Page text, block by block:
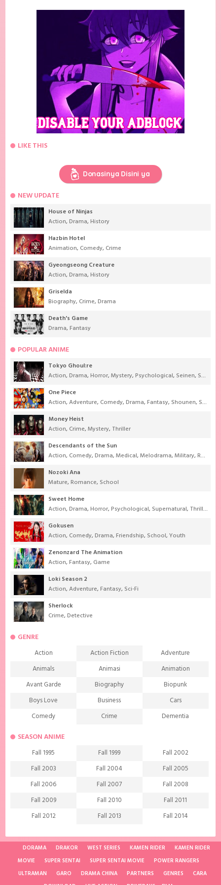
LIKE THIS
Donasinya Disini ya
NEW UPDATE
House of Ninjas
Action,Drama,History
Hazbin Hotel
Animation, Comedy, Crime
Gyeongseong Creature
Action,Drama,History
Griselda
Biography, Crime,Drama
Death's Game
Drama,Fantasy
POPULAR ANIME
Tokyo Ghoul:re
Action,Drama,Horror,Mystery,Psychological, Seinen, Supernatural
One Piece
Action,Adventure, Comedy,Drama,Fantasy, Shounen, Super Power
Money Heist
Action, Crime,Mystery, Thriller
Descendants of the Sun
Action, Comedy,Drama,Medical,Melodrama,Military,Romance
Nozoki Ana
Mature,Romance, School
Sweet Home
Action,Drama,Horror,Psychological, Supernatural, Thriller
Gokusen
Action, Comedy,Drama,Friendship, School,Youth
Zenonzard The Animation
Action,Fantasy, Game
Loki Season 2
Action,Adventure,Fantasy, Sci-Fi
Sherlock
Crime,Detective
GENRE
Action Action Fiction
Adventure
Animals
Animasi
Animation
Avant Garde
Biography
Biopunk
Boys Love
Business
Cars
Comedy
Crime
Dementia
Demons
Drama
Ecchi
Extreme sports
Family
Fantasy
Food
Friendship
Game
Gourmet
Harem
Historical
History
Horror
Investigation
Josei
Magic
Manga
Martial Arts
Mature
Mecha
Medical
Medieval fantasy
Melodrama
Military
SEASON ANIME
Fall 1995 Fall 1999
Fall 2002
Fall 2003
Fall 2004
Fall 2005
Fall 2006
Fall 2007
Fall 2008
Fall 2009
Fall 2010
Fall 2011
Fall 2012
Fall 2013
Fall 2014
Fall 2018
Fall 2019
Fall 2020
Fall 2021
Spring 1997
Spring 1998
DORAMA DRAKOR WEST SERIES KAMEN RIDER
KAMEN RIDER
MOVIE
SUPER SENTAI SUPER SENTAI MOVIE
POWER RANGERS
ULTRAMAN
GARO DRAMA CHINA PARTNERS GENRES
CARA